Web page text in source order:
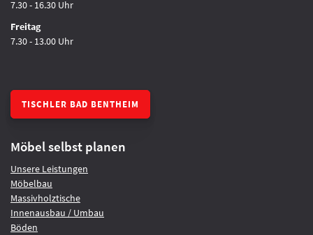
7.30 - 16.30 Uhr
Freitag
7.30 - 13.00 Uhr
TISCHLER BAD BENTHEIM
Möbel selbst planen
Unsere Leistungen
Möbelbau
Massivholztische
Innenausbau / Umbau
Böden